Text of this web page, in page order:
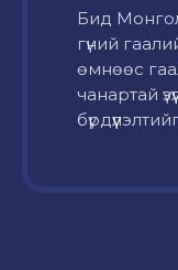
Бид
гүний
өмнөөс
чанартай